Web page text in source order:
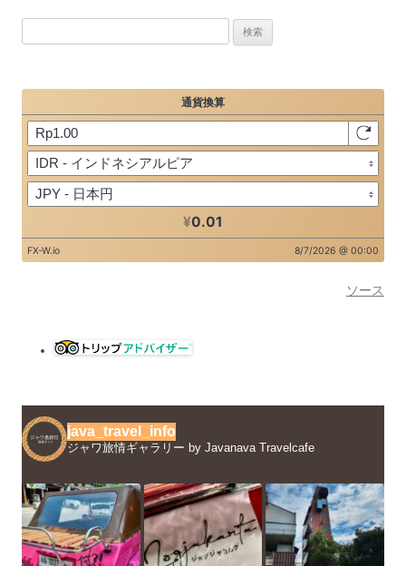
ソース
java_travel_info
ジャワ旅情ギャラリー by Javanava Travelcafe